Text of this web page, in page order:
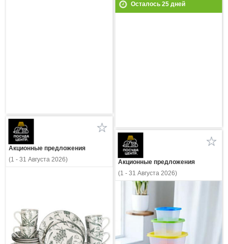
Осталось 25дней
Акционные предложения
(1 - 31 Августа 2026)
Акционные предложения
(1 - 31 Августа 2026)